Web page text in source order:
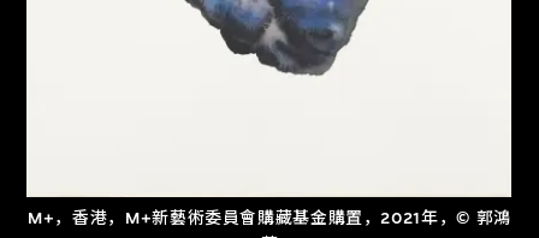
M+，香港，M+新藝術委員會購藏基金購置，2021年，© 郭鴻
关于M+藏品
探索世界顶级的二十及二十一世纪视觉